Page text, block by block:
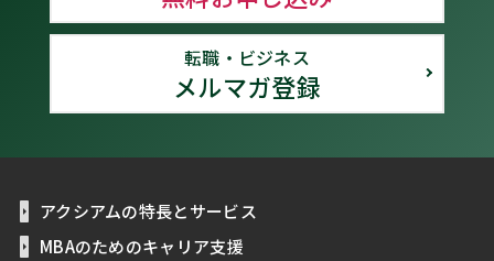
転職・ビジネス
メルマガ登録
アクシアムの特長とサービス
MBAのためのキャリア支援